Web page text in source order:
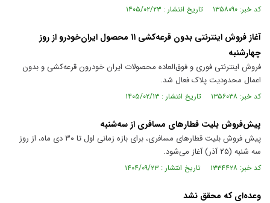
کد خبر: ۱۳۵۸۰۹۰ تاریخ انتشار : ۱۴۰۵/۰۲/۲۳
آغاز فروش اینترنتی بدون قرعه‌کشی ۱۱ محصول ایران‌خودرو از روز
چهارشنبه
فروش اینترنتی فوری و فوق‌العاده محصولات ایران خودرون قرعه‌کشی و بدون
اعمال محدودیت پلاک فعال شد.
کد خبر: ۱۳۵۶۰۳۸ تاریخ انتشار : ۱۴۰۵/۰۲/۱۳
پیش‌فروش بلیت قطار‌های مسافری از سه‌شنبه
پیش فروش بلیت قطار‌های مسافری، برای بازه زمانی اول تا ۳۰ دی ماه، از روز
سه شنبه (۲۵ آذر) آغاز می‌شود.
کد خبر: ۱۳۳۴۴۲۸ تاریخ انتشار : ۱۴۰۴/۰۹/۲۳
وعده‌ای که محقق نشد